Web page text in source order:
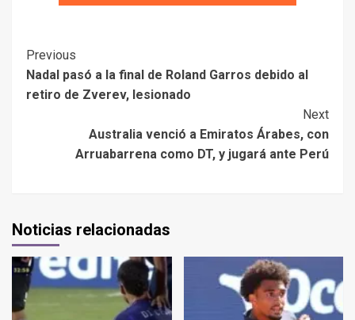
Previous
Nadal pasó a la final de Roland Garros debido al
retiro de Zverev, lesionado
Next
Australia venció a Emiratos Árabes, con
Arruabarrena como DT, y jugará ante Perú
Noticias relacionadas